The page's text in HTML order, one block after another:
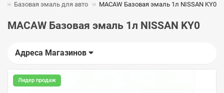
Базовая эмаль для авто MACAW Базовая эмаль 1л NISSAN KY0
MACAW Базовая эмаль 1л NISSAN KY0
Адреса Магазинов
Лидер продаж